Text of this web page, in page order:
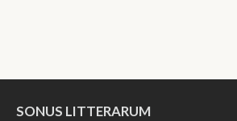
SONUS LITTERARUM